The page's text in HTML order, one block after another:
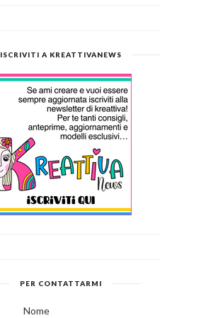
ISCRIVITI A KREATTIVANEWS
PER CONTATTARMI
Nome